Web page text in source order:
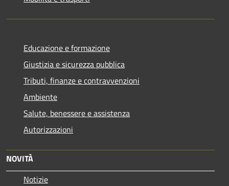
Educazione e formazione
Giustizia e sicurezza pubblica
Tributi, finanze e contravvenzioni
Ambiente
Salute, benessere e assistenza
Autorizzazioni
NOVITÀ
Notizie